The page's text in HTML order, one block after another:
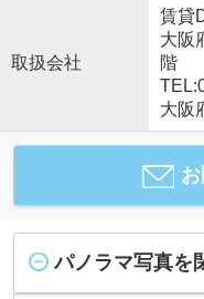
取扱会社
賃貸
大阪
階
大阪
パノラマ写真を